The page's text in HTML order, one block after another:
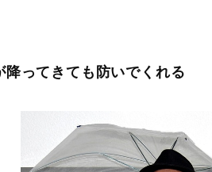
降ってきても防いでくれる